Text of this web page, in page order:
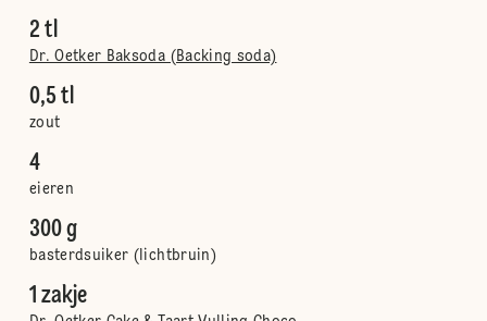
2 tl
Dr. Oetker Baksoda (Backing soda)
0,5 tl
zout
4
eieren
300 g
basterdsuiker (lichtbruin)
1 zakje